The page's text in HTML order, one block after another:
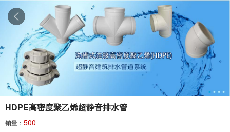
HDPE高密度聚乙烯超静音排水管
销量： 500